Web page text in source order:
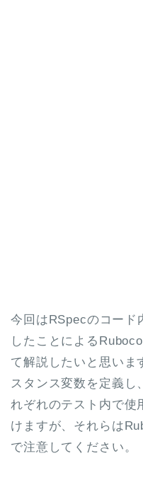
今回はRSpecのコード
したことによる
て解説したいと思いま
スタンス変数を定義し
れぞれのテスト内で使
けますが、それらは
で注意してください。